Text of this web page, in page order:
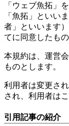
「ウェブ魚拓」
「魚拓」といい
者」といいます
てに同意したも
本規約は、運営
ものとします。
利用者は変更さ
され、利用者は
引用記事の紹介